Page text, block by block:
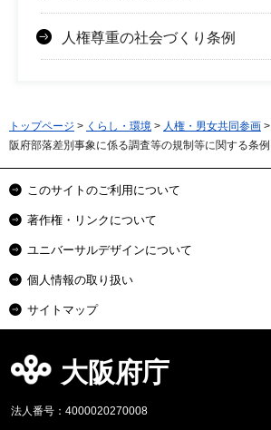
人権尊重の社会づくり条例
トップページ > くらし・環境 > 人権・男女共同参画 >
阪府部落差別事象に係る調査等の規制等に関する条例
このサイトのご利用について
著作権・リンクについて
ユニバーサルデザインについて
個人情報の取り扱い
サイトマップ
大阪府庁
法人番号：4000020270008